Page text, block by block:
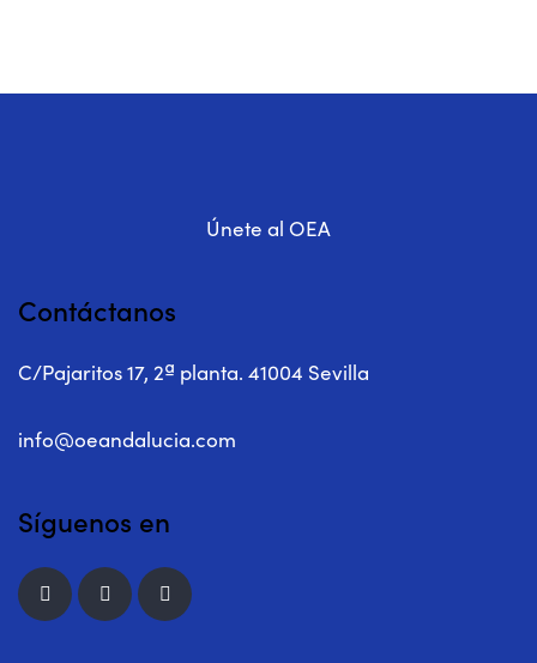
Únete al OEA
Contáctanos
C/Pajaritos 17, 2ª planta. 41004 Sevilla
info@oeandalucia.com
Síguenos en